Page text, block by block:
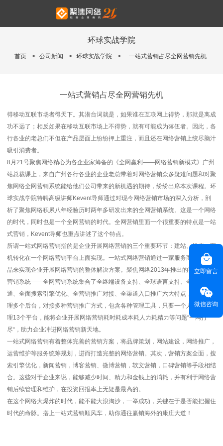
环球实战学院
首页 > 公司新闻 > 环球实战学院 > 一站式营销占尽全网营销先机
一站式营销占尽全网营销先机
得移动互联市场者得天下。其潜台词就是，如果谁在互联网上得势，那就是离成
功不远了；相反如果在移动互联市场上不得势，就有可能成为落伍者。因此，各
行各业的老总们不但在产品层面上纷纷押上重注，而且还在网络营销上绞尽脑汁
吸引消费者。
8月21号聚焦网络精心为各企业家筹备的《全网赢利——网络营销新模式》广州
站总裁课上，来自广州各行各业的企业老总带着对网络营销众多疑难问题和对聚
焦网络全网营销系统能给他们公司带来的新机遇的期待，纷纷出席本次课程。环
球实战学院特聘高级讲师Kevent导师通过对现今网络营销市场的深入分析，剖
析了聚焦网络积累八年经验历时两年多研发出来的全网营销系统。这是一个网络
的时代，同时也是一个全网营销的时代。全网营销里面一个很重要的特点是一站
式营销，Kevent导师也重点讲述了这个特点。
所谓一站式网络营销指的是企业开展网络营销的三个重要环节：建站、推广、商
机转化在一个网络营销平台上面实现。一站式网络营销通过一家服务商、一个产
品来实现企业开展网络营销的整体解决方案。聚焦网络2013年推出的整合网络
营销系统——全网营销系统集合了全终端设备支持、全球语言支持、全后台打
通、全面搜索引擎优化、全营销推广对接、全渠道入口推广六大特点，一站式管
理多个后台，对接多种营销推广方式，包含各种管理工具，只要一个人，轻松管
理13个平台，能将企业开展网络营销耗时耗成本耗人力耗精力等问题“一网打
尽“，助力企业冲进网络营销新天地。
一站式网络营销有着整体完善的营销方案，将品牌策划，网站建设，网络推广，
运营维护等服务统筹规划，进而打造完整的网络营销。其次，营销方案全面，搜
索引擎优化，新闻营销，博客营销、微博营销，软文营销，口碑营销等手段相结
合。这些对于企业来说，能够减少时间、精力和金钱上的消耗，并有利于网络营
销后续管理和维护，在投资回报率上无疑是最高的。
在这个网络大爆炸的时代，能不能大浪淘沙，一举成功，关键在于是否能把握住
时代的命脉。搭上一站式营销顺风车，助你通往赢销海外的康庄大道！
立即留言
微信咨询